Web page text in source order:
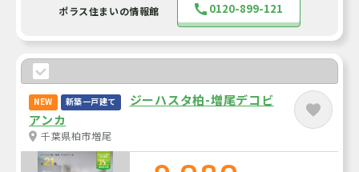
ポラス住まいの情報館 0120-899-121
NEW 新築一戸建て
ジーハスタ柏-増尾デコビ
アンカ
千葉県柏市増尾